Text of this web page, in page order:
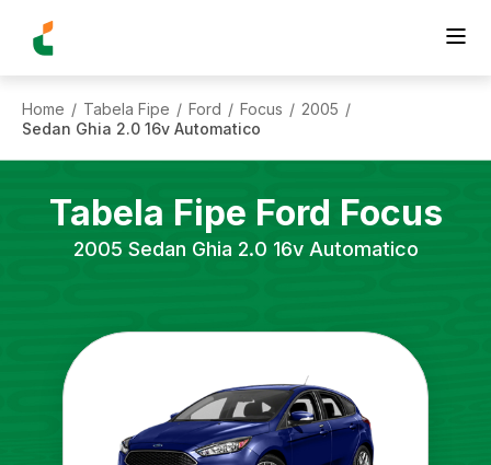
Home / Tabela Fipe / Ford / Focus / 2005 /
Sedan Ghia 2.0 16v Automatico
Tabela Fipe Ford Focus
2005 Sedan Ghia 2.0 16v Automatico